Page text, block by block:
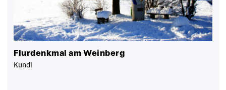
Flurdenkmal am Weinberg
Kundl